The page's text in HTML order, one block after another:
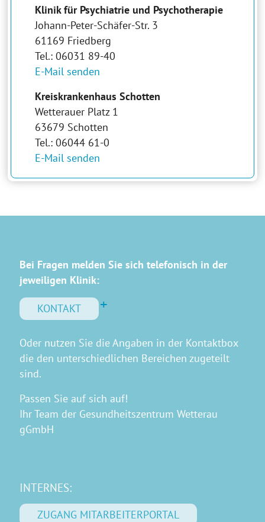
Klinik für Psychiatrie und Psychotherapie
Johann-Peter-Schäfer-Str. 3
61169 Friedberg
Tel.: 06031 89-40
E-Mail senden
Kreiskrankenhaus Schotten
Wetterauer Platz 1
63679 Schotten
Tel.: 06044 61-0
E-Mail senden
Bei Fragen melden Sie sich telefonisch in der
jeweiligen Klinik:
KONTAKT
Oder nutzen Sie die Angaben in der Kontaktbox
die den unterschiedlichen Bereichen zugeteilt
sind.
Passen Sie auf sich auf!
Ihr Team der Gesundheitszentrum Wetterau
gGmbH
INTERNES:
ZUGANG MITARBEITERPORTAL